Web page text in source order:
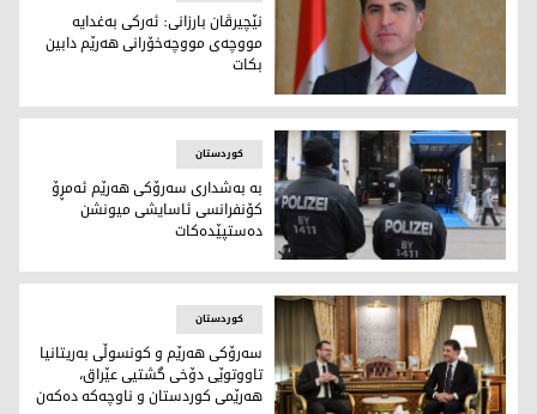
نێچیرڤان بارزانی
نێچيرڤان بارزانى: ئەركی بەغدایه‌
مووچەی مووچەخۆرانی هەرێم دابین
بكات
به‌ به‌شداری سه‌رۆكی هه‌رێم ئه‌مڕۆ کۆنفرانسی ئاسایشی
کوردستان
به‌ به‌شداری سه‌رۆكی هه‌رێم ئه‌مڕۆ
کۆنفرانسی ئاسایشی میونشن
دەستپێدەکات
کوردستان
سه‌رۆكی هه‌رێم و كونسوڵى به‌ريتانيا
تاووتوێی دۆخى گشتيى عێراق،
هه‌رێمى كوردستان و ناوچه‌كه‌ ده‌كه‌ن